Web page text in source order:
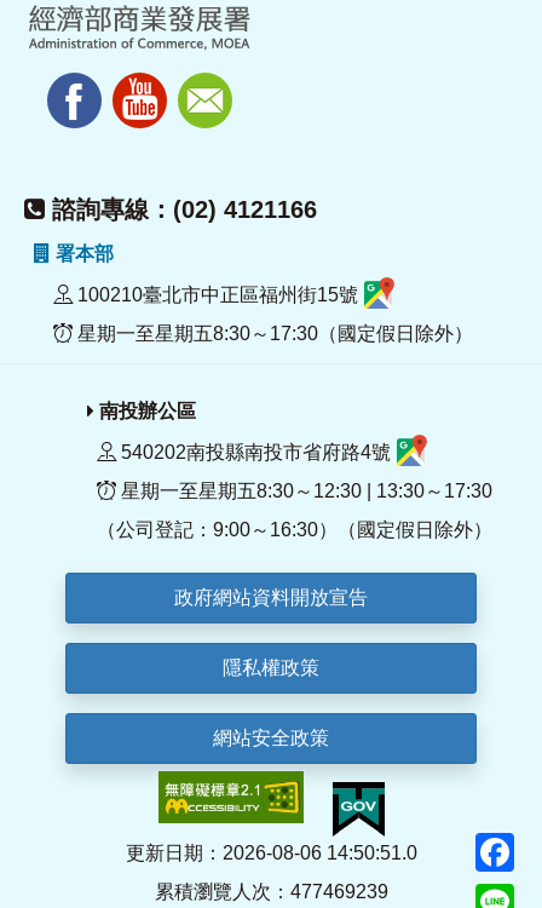
諮詢專線：(02) 4121166
署本部
100210臺北市中正區福州街15號
星期一至星期五8:30～17:30（國定假日除外）
南投辦公區
540202南投縣南投市省府路4號
星期一至星期五8:30～12:30 | 13:30～17:30
（公司登記：9:00～16:30）（國定假日除外）
政府網站資料開放宣告
隱私權政策
網站安全政策
更新日期：2026-08-06 14:50:51.0
累積瀏覽人次：477469239